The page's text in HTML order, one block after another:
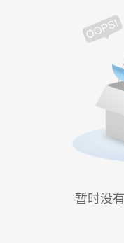
暂时没